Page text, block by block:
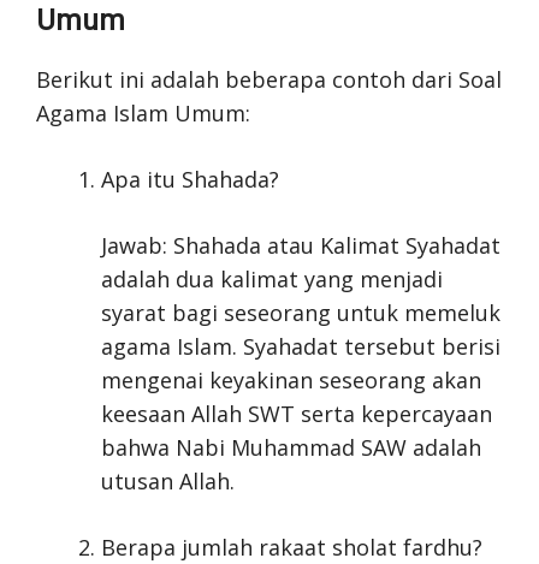
Umum
Berikut ini adalah beberapa contoh dari Soal
Agama Islam Umum:
Apa itu Shahada?
Jawab: Shahada atau Kalimat Syahadat
adalah dua kalimat yang menjadi
syarat bagi seseorang untuk memeluk
agama Islam. Syahadat tersebut berisi
mengenai keyakinan seseorang akan
keesaan Allah SWT serta kepercayaan
bahwa Nabi Muhammad SAW adalah
utusan Allah.
Berapa jumlah rakaat sholat fardhu?